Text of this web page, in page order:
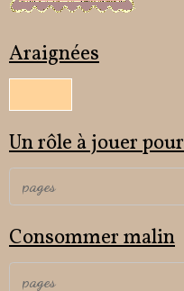
Araignées
Un rôle à jouer
Consommer malin